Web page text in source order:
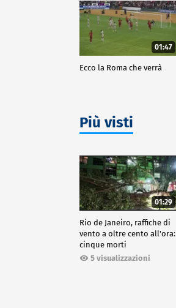
01:47
Ecco la Roma che verrà
Più visti
01:29
Rio de Janeiro, raffiche di
vento a oltre cento all'ora:
cinque morti
5 visualizzazioni